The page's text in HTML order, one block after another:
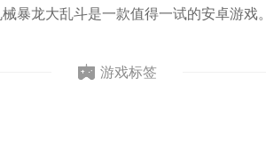
暴龙大乱斗是一款值得一试的安卓游戏。
游戏标签